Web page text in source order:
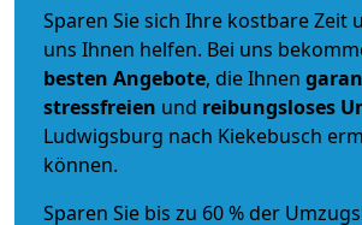
Sparen Sie sich Ihre kostbare Zeit
uns Ihnen helfen. Bei uns
besten Angebote, die Ihnen
stressfreien und reibungsloses
Ludwigsburg nach Kiekebusch
können.
Sparen Sie bis zu 60 % der